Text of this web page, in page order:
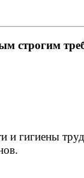
строгим
и гигиены